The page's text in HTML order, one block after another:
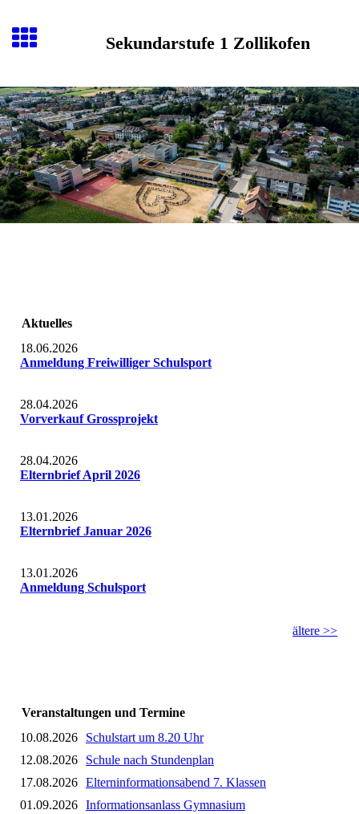
Sekundarstufe 1 Zollikofen
Aktuelles
18.06.2026
Anmeldung Freiwilliger Schulsport
28.04.2026
Vorverkauf Grossprojekt
28.04.2026
Elternbrief April 2026
13.01.2026
Elternbrief Januar 2026
13.01.2026
Anmeldung Schulsport
ältere >>
Veranstaltungen und Termine
10.08.2026
Schulstart um 8.20 Uhr
12.08.2026
Schule nach Stundenplan
17.08.2026 Elterninformationsabend 7. Klassen
01.09.2026 Informationsanlass Gymnasium